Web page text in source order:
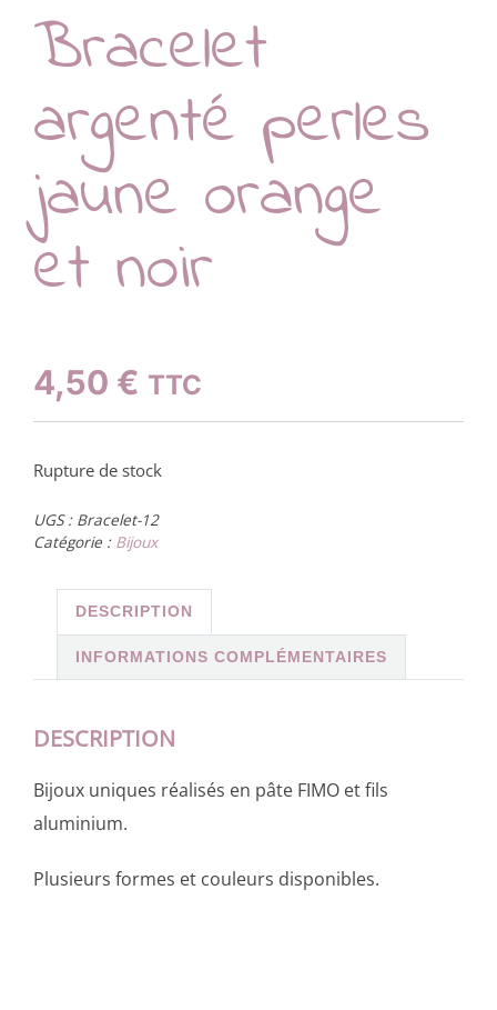
Bracelet
argenté perles
jaune orange
et noir
4,50 € TTC
Rupture de stock
UGS : Bracelet-12
Catégorie : Bijoux
DESCRIPTION
INFORMATIONS COMPLÉMENTAIRES
DESCRIPTION
Bijoux uniques réalisés en pâte FIMO et fils
aluminium.
Plusieurs formes et couleurs disponibles.